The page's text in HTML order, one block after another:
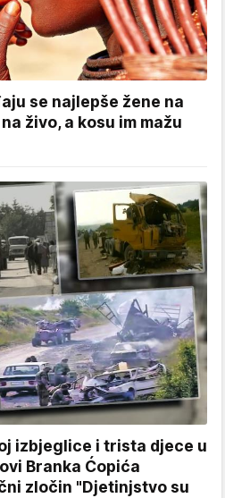
se najlepše žene na
živo, a kosu im mažu
izbjeglice i trista djece u
Branka Ćopića
zločin "Djetinjstvo su